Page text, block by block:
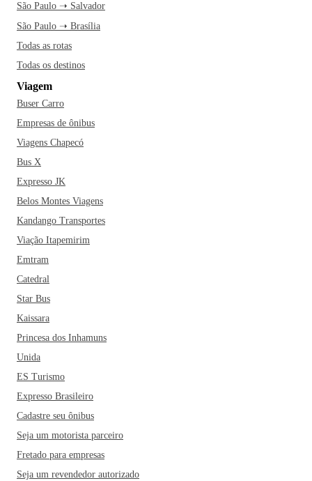
São Paulo ➝ Salvador
São Paulo ➝ Brasília
Todas as rotas
Todas os destinos
Viagem
Buser Carro
Empresas de ônibus
Viagens Chapecó
Bus X
Expresso JK
Belos Montes Viagens
Kandango Transportes
Viação Itapemirim
Emtram
Catedral
Star Bus
Kaissara
Princesa dos Inhamuns
Unida
ES Turismo
Expresso Brasileiro
Cadastre seu ônibus
Seja um motorista parceiro
Fretado para empresas
Seja um revendedor autorizado